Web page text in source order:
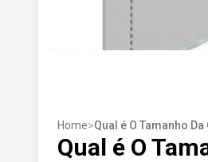
Home>Qual é O Tamanho
Qual é O